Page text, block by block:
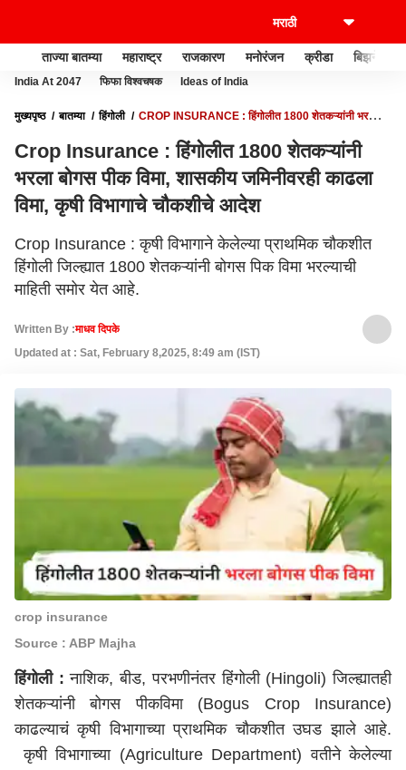
ताज्या बातम्या महाराष्ट्र राजकारण मनोरंजन क्रीडा बिझनेस
India At 2047 फिफा विश्वचषक Ideas of India
मुख्यपृष्ठ बातम्या हिंगोली
CROP INSURANCE : हिंगोलीत 1800 शेतकऱ्यांनी भरला
Crop Insurance : हिंगोलीत 1800 शेतकऱ्यांनी
भरला बोगस पीक विमा, शासकीय जमिनीवरही काढला
विमा, कृषी विभागाचे चौकशीचे आदेश
Crop Insurance : कृषी विभागाने केलेल्या प्राथमिक चौकशीत
हिंगोली जिल्ह्यात 1800 शेतकऱ्यांनी बोगस पिक विमा भरल्याची
माहिती समोर येत आहे.
Written By :माधव दिपके
Updated at : Sat, February 8,2025, 8:49 am (IST)
crop insurance
Source : ABP Majha
हिंगोली : नाशिक,बीड,परभणीनंतर हिंगोली (Hingoli) जिल्ह्यातही
शेतकऱ्यांनी बोगस पीकविमा (Bogus Crop Insurance)
काढल्याचं कृषी विभागाच्या प्राथमिक चौकशीत उघड झाले आहे.
कृषी विभागाच्या (Agriculture Department) वतीने केलेल्या